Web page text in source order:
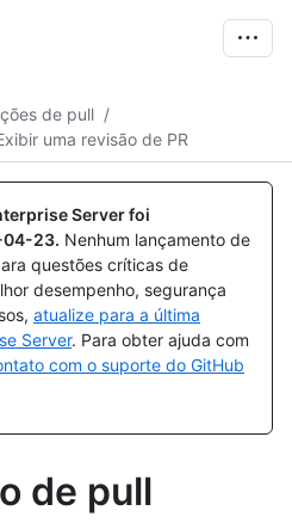
de pull /
uma revisão de PR
Server foi
04-23. Nenhum lançamento de
questões críticas de
desempenho, segurança
atualize para a última
Server. Para obter ajuda com
com o suporte do GitHub
de pull